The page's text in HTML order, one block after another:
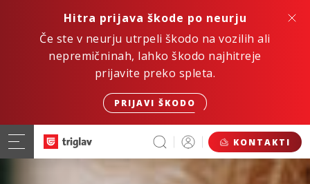
Hitra prijava škode po neurju
Če ste v neurju utrpeli škodo na vozilih ali
nepremičninah, lahko škodo najhitreje
prijavite preko spleta.
PRIJAVI ŠKODO
KONTAKTI